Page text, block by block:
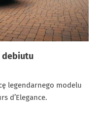
debiutu
legendarnego modelu
d’Elegance.